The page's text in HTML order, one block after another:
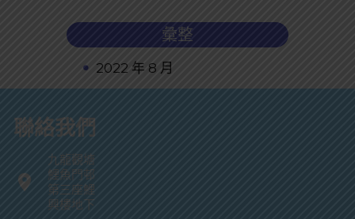
彙整
2022 年 8 月
聯絡我們
九龍觀塘
鯉魚門邨
第三座鯉
興樓地下